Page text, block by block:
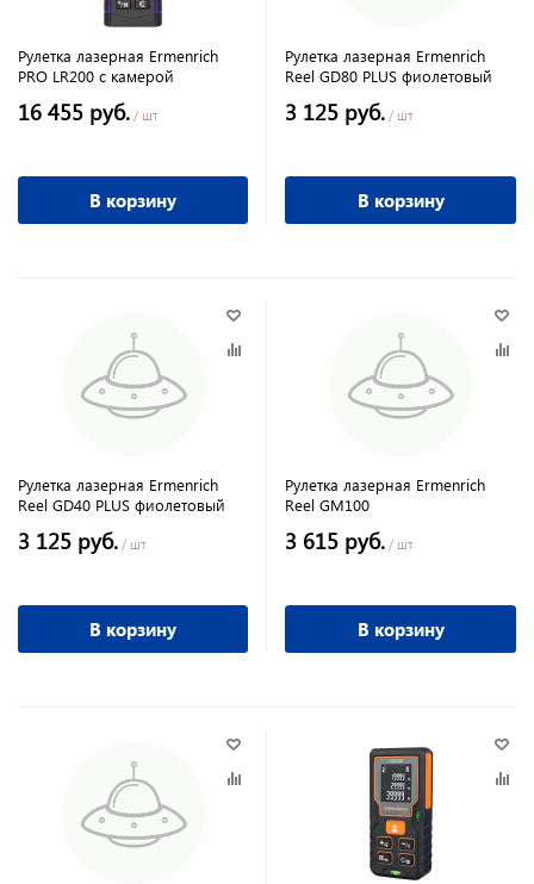
Рулетка лазерная Ermenrich
PRO LR200 c камерой
16 455 руб. / шт
В корзину
Рулетка лазерная Ermenrich
Reel GD80 PLUS фиолетовый
3 125 руб. / шт
В корзину
Рулетка лазерная Ermenrich
Reel GD40 PLUS фиолетовый
3 125 руб. / шт
В корзину
Рулетка лазерная Ermenrich
Reel GM100
3 615 руб. / шт
В корзину